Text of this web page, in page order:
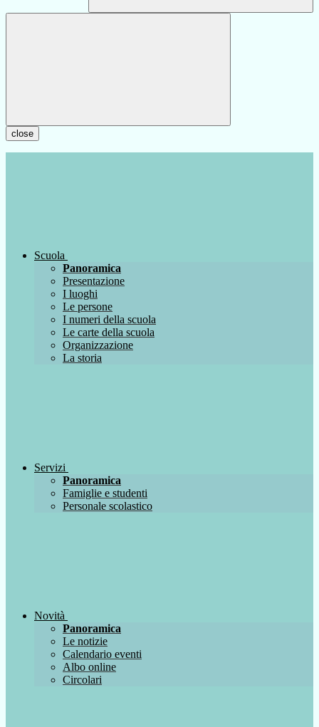
close
Scuola
Panoramica
Presentazione
I luoghi
Le persone
I numeri della scuola
Le carte della scuola
Organizzazione
La storia
Servizi
Panoramica
Famiglie e studenti
Personale scolastico
Novità
Panoramica
Le notizie
Calendario eventi
Albo online
Circolari